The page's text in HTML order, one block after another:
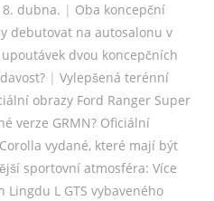
dubna. | Oba koncepční
debutovat na autosalonu v
dvou koncepčních
| Vylepšená terénní
obrazy Ford Ranger Super
verze GRMN? Oficiální
vydané, které mají být
sportovní atmosféra: Více
Lingdu L GTS vybaveného